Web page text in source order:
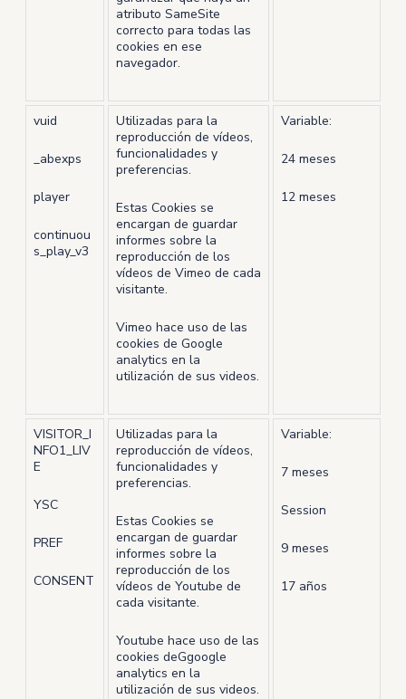
atributo SameSite
correcto para todas las
cookies en ese
navegador.
vuid
_abexps
player
continuou
s_play_v3
Utilizadas para la
reproducción de vídeos,
funcionalidades y
preferencias.
Estas Cookies se
encargan de guardar
informes sobre la
reproducción de los
vídeos de Vimeo de cada
visitante.
Vimeo hace uso de las
cookies de Google
analytics en la
utilización de sus videos.
Variable:
24 meses
12 meses
VISITOR_I
NFO1_LIV
E
YSC
PREF
CONSENT
Utilizadas para la
reproducción de vídeos,
funcionalidades y
preferencias.
Estas Cookies se
encargan de guardar
informes sobre la
reproducción de los
vídeos de Youtube de
cada visitante.
Youtube hace uso de las
cookies deGgoogle
analytics en la
utilización de sus videos.
Variable:
7 meses
Session
9 meses
17 años